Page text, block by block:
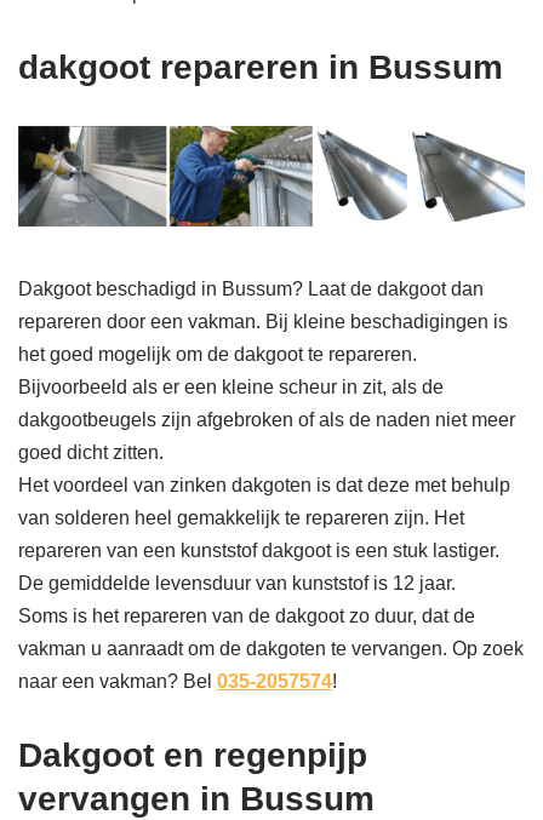
dakgoot repareren in Bussum
Dakgoot beschadigd in Bussum? Laat de dakgoot dan
repareren door een vakman. Bij kleine beschadigingen is
het goed mogelijk om de dakgoot te repareren.
Bijvoorbeeld als er een kleine scheur in zit, als de
dakgootbeugels zijn afgebroken of als de naden niet meer
goed dicht zitten.
Het voordeel van zinken dakgoten is dat deze met behulp
van solderen heel gemakkelijk te repareren zijn. Het
repareren van een kunststof dakgoot is een stuk lastiger.
De gemiddelde levensduur van kunststof is 12 jaar.
Soms is het repareren van de dakgoot zo duur, dat de
vakman u aanraadt om de dakgoten te vervangen. Op zoek
naar een vakman? Bel 035-2057574!
Dakgoot en regenpijp
vervangen in Bussum